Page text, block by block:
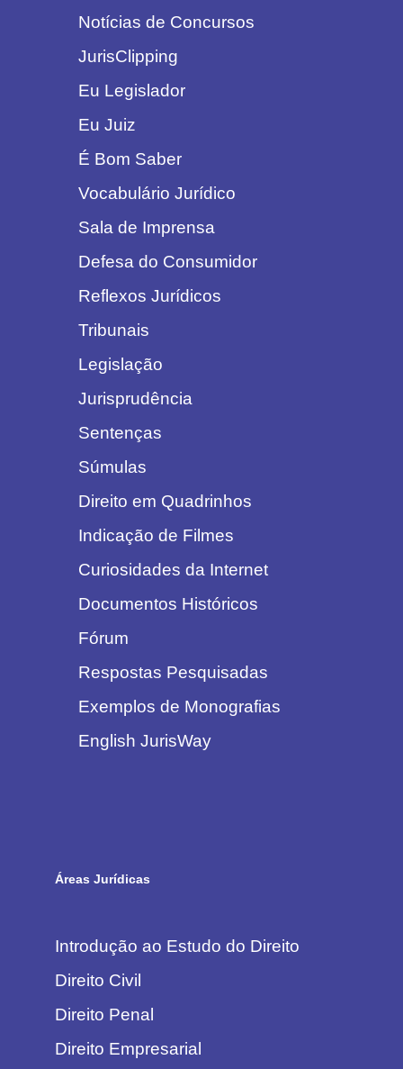
Notícias de Concursos
JurisClipping
Eu Legislador
Eu Juiz
É Bom Saber
Vocabulário Jurídico
Sala de Imprensa
Defesa do Consumidor
Reflexos Jurídicos
Tribunais
Legislação
Jurisprudência
Sentenças
Súmulas
Direito em Quadrinhos
Indicação de Filmes
Curiosidades da Internet
Documentos Históricos
Fórum
Respostas Pesquisadas
Exemplos de Monografias
English JurisWay
Áreas Jurídicas
Introdução ao Estudo do Direito
Direito Civil
Direito Penal
Direito Empresarial